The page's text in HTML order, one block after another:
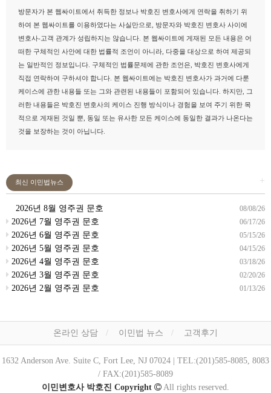
방문자가 본 웹싸이트에서 취득한 정보나 박호진 변호사에게 연락을 취하기 위
하여 본 웹싸이트를 이용하였다는 사실만으로, 방문자와 박호진 변호사 사이에
변호사-고객 관계가 성립하지는 않습니다. 본 웹싸이트에 게재된 모든 내용은 어
떠한 구체적인 사안에 대한 법률적 조언이 아니라, 다중을 대상으로 하여 제공되
는 일반적인 정보입니다. 구체적인 법률문제에 관한 조언은, 박호진 변호사에게
직접 연락하여 구하셔야 합니다. 본 웹싸이트에는 박호진 변호사가 과거에 다룬
케이스에 관한 내용들 또는 그와 관련된 내용들이 포함되어 있습니다. 하지만, 그
러한 내용들은 박호진 변호사의 케이스 진행 방식이나 경험을 보여 주기 위한 목
적으로 게재된 것일 뿐, 동일 또는 유사한 모든 케이스에 동일한 결과가 나온다는
것을 보장하는 것이 아닙니다.
+
최신 이민법뉴스
08/08/26
2026년 8월 영주권 문호
06/17/26
2026년 7월 영주권 문호
05/15/26
2026년 6월 영주권 문호
04/15/26
2026년 5월 영주권 문호
03/18/26
2026년 4월 영주권 문호
02/20/26
2026년 3월 영주권 문호
01/13/26
2026년 2월 영주권 문호
온라인 상담 이민법 뉴스 고객후기
1632 Anderson Ave. Suite C, Fort Lee, NJ 07024 | TEL:(201)585-8085, 8083
/ FAX:(201)585-8089
이민변호사 박호진 Copyright
All rights reserved.